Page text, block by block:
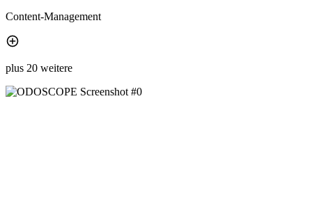
Content-Management
plus 20 weitere